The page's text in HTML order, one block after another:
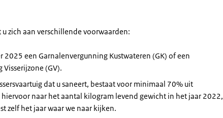
u zich aan verschillende voorwaarden:
2025 een Garnalenvergunning Kustwateren (GK) of een
(GV).
dat u saneert, bestaat voor minimaal 70% uit
naar het aantal kilogram levend gewicht in het jaar 2022,
zelf het jaar waar we naar kijken.